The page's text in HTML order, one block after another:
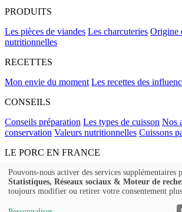
PRODUITS
Les pièces de viandes Les charcuteries Origine
nutritionnelles
RECETTES
Mon envie du moment Les recettes des
CONSEILS
Conseils préparation Les types de cuisson Nos
conservation Valeurs nutritionnelles Cuissons
LE PORC EN FRANCE
La filière, étape par étape L'élevage de porcs en
d'éleveur Le Porc L'engagement de la filière
FAQ Contact Politique de confidentialité
Pouvons-nous activer des services supplémentaires
Statistiques, Réseaux sociaux & Moteur de
toujours modifier ou retirer votre consentement plus